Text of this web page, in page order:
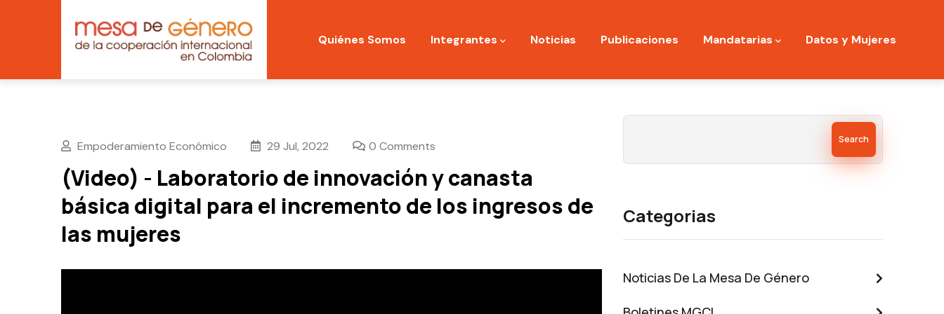
content
navigationQuiénes Somos Integrantes Noticias Publicaciones Mandatarias Datos y Mujeres
Empoderamiento Económico 29 Jul, 2022 0 Comments
(Video) - Laboratorio de innovación y canasta
básica digital para el incremento de los ingresos de
las mujeres
Categorias
Noticias De La Mesa De Género